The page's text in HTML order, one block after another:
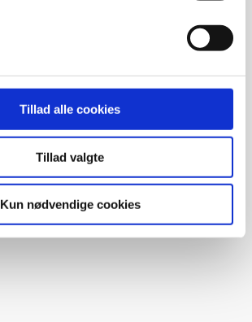
Tillad alle cookies
Tillad valgte
Kun nødvendige cookies